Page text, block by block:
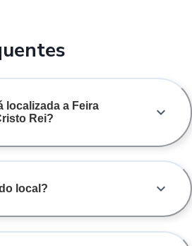
localizada a Feira
Rei?
local?